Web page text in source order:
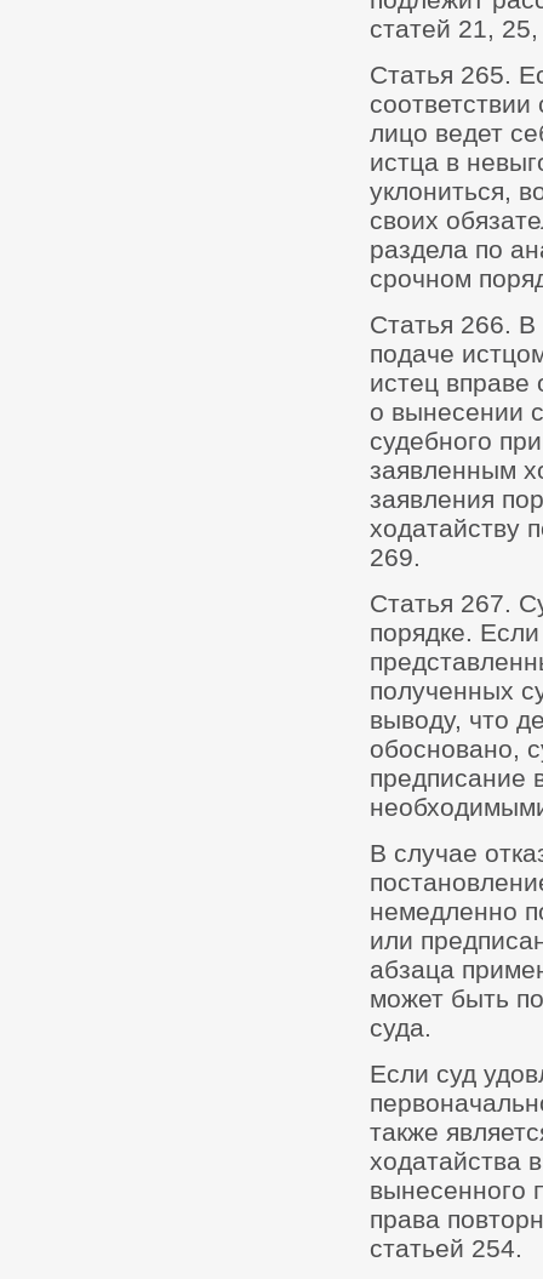
статей 21,
Статья 265.
лицо ведет
истца в
уклониться,
своих
раздела по
срочном
Статья 266. В
подаче
истец вправе
о вынесении
судебного
заявленным
заявления
ходатайству
269.
Статья 267.
порядке.
полученных
выводу, что
обосновано,
предписание
В случае
немедленно
или
абзаца
может быть
суда.
Если суд
также
ходатайства
вынесенного
права
статьей 254.